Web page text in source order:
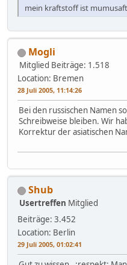
mein kraftstoff ist mumusaft
Mogli
Mitglied Beiträge: 1.518
Location: Bremen
28 Juli 2005, 11:14:26
Bei den russischen Namen
Schreibweise bleiben. Wir
Korrektur der asiatischen
Shub
Usertreffen Mitglied
Beiträge: 3.452
Location: Berlin
29 Juli 2005, 01:02:41